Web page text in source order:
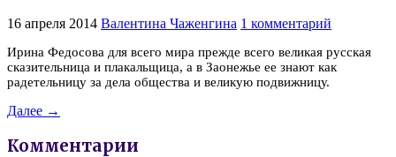
16 апреля 2014 Валентина Чаженгина 1 комментарий
Ирина Федосова для всего мира прежде всего великая русская
сказительница и плакальщица, а в Заонежье ее знают как
радетельницу за дела общества и великую подвижницу.
Далее →
Комментарии